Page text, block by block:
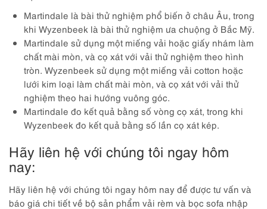
Martindale là bài thử nghiệm phổ biến ở châu Âu, trong
khi Wyzenbeek là bài thử nghiệm ưa chuộng ở Bắc Mỹ.
Martindale sử dụng một miếng vải hoặc giấy nhám làm
chất mài mòn, và cọ xát với vải thử nghiệm theo hình
tròn. Wyzenbeek sử dụng một miếng vải cotton hoặc
lưới kim loại làm chất mài mòn, và cọ xát với vải thử
nghiệm theo hai hướng vuông góc.
Martindale đo kết quả bằng số vòng cọ xát, trong khi
Wyzenbeek đo kết quả bằng số lần cọ xát kép.
Hãy liên hệ với chúng tôi ngay hôm
nay:
Hãy liên hệ với chúng tôi ngay hôm nay để được tư vấn và
báo giá chi tiết về bộ sản phẩm vải rèm và bọc sofa nhập